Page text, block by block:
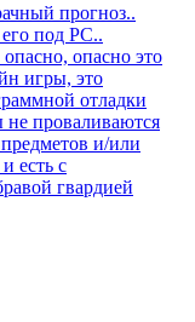
прогноз..
под РС..
опасно это
игры, это
отладки
не проваливаются
и/или
есть с
гвардией